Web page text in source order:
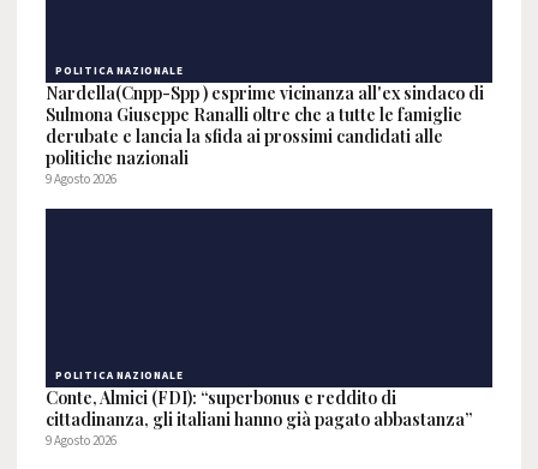
POLITICA NAZIONALE
Nardella(Cnpp-Spp ) esprime vicinanza all'ex sindaco di
Sulmona Giuseppe Ranalli oltre che a tutte le famiglie
derubate e lancia la sfida ai prossimi candidati alle
politiche nazionali
9 Agosto 2026
POLITICA NAZIONALE
Conte, Almici (FDI): “superbonus e reddito di
cittadinanza, gli italiani hanno già pagato abbastanza”
9 Agosto 2026